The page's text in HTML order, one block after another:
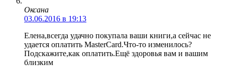
Оксана
03.06.2016 в 19:13
Елена,всегда удачно покупала ваши книги,а сейчас не
удается оплатить MasterCard.Что-то изменилось?
Подскажите,как оплатить.Ещё здоровья вам и вашим
близким